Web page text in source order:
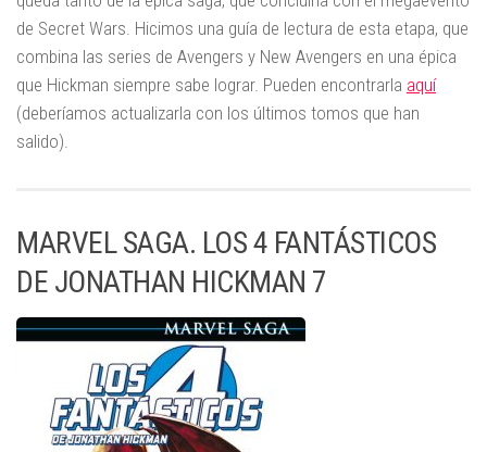
de Secret Wars. Hicimos una guía de lectura de esta etapa, que
combina las series de Avengers y New Avengers en una épica
que Hickman siempre sabe lograr. Pueden encontrarla aquí
(deberíamos actualizarla con los últimos tomos que han
salido).
MARVEL SAGA. LOS 4 FANTÁSTICOS
DE JONATHAN HICKMAN 7